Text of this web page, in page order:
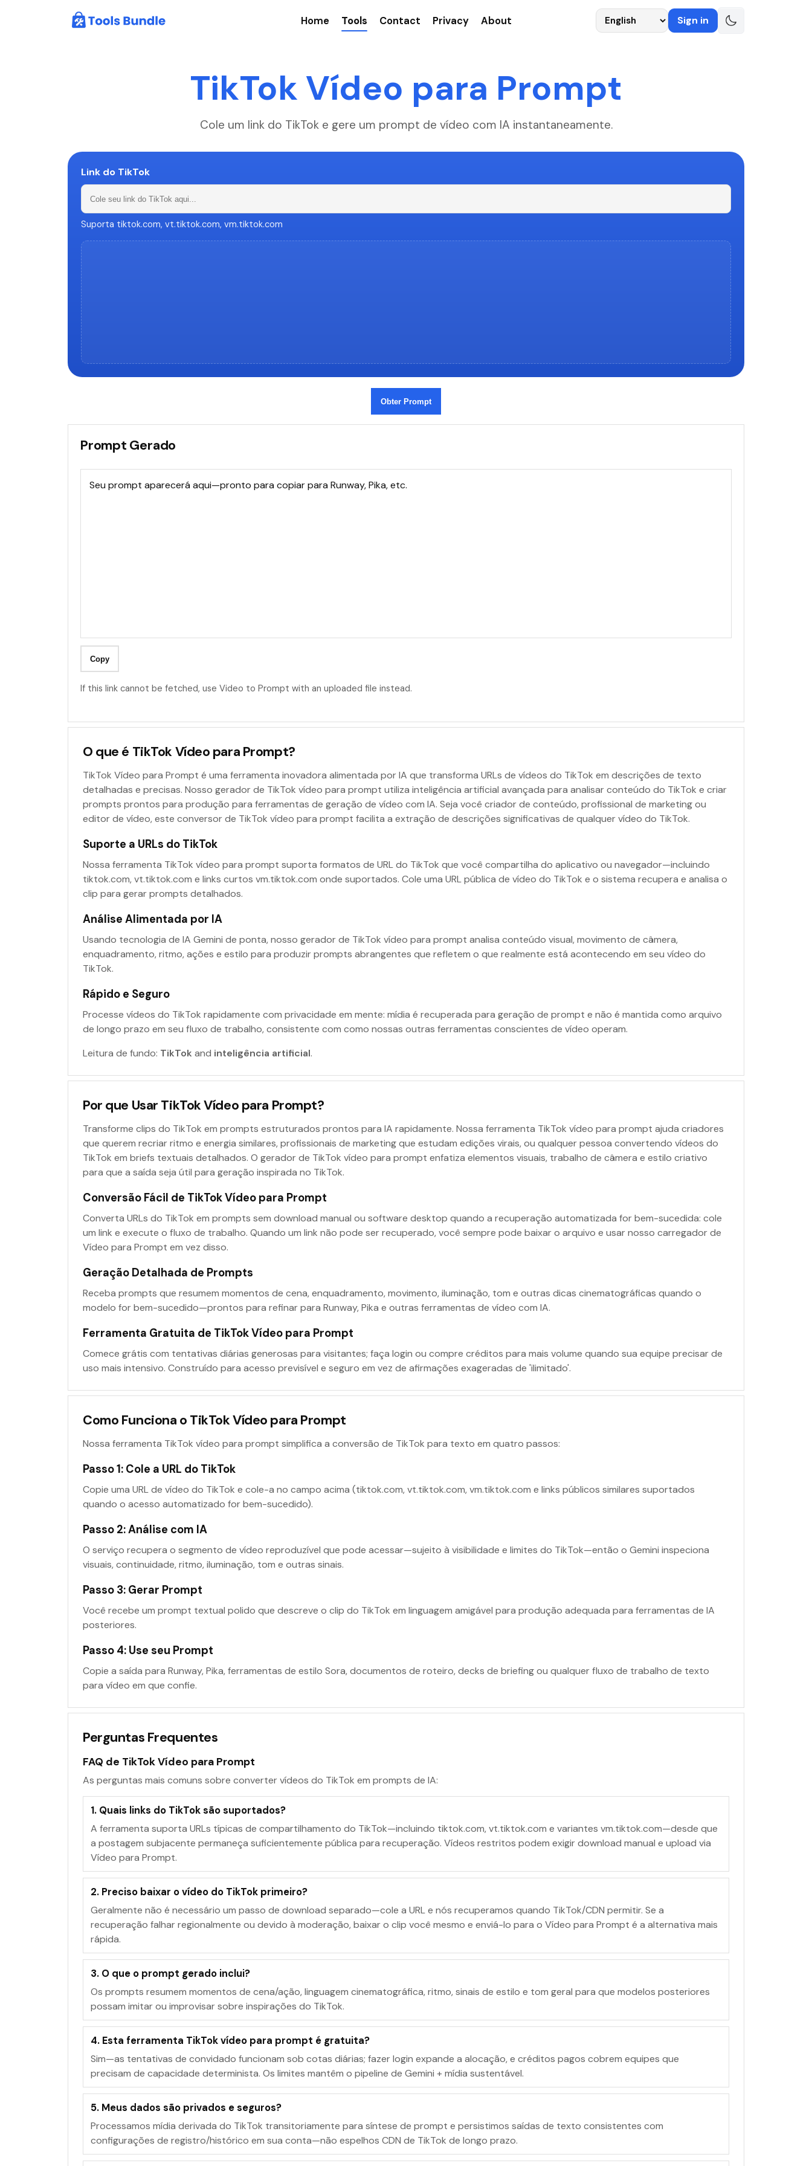
Home Tools Contact Privacy About Language Sign in
TikTok Vídeo para Prompt
Cole um link do TikTok e gere um prompt de vídeo com IA instantaneamente.
Link do TikTok
Suporta tiktok.com, vt.tiktok.com, vm.tiktok.com
Obter Prompt
Prompt Gerado
Seu prompt aparecerá aqui—pronto para copiar para Runway, Pika, etc.
Copy
If this link cannot be fetched, use Video to Prompt with an uploaded file instead.
O que é TikTok Vídeo para Prompt?
TikTok Vídeo para Prompt é uma ferramenta inovadora alimentada por IA que transforma URLs de vídeos do TikTok em descrições de texto
detalhadas e precisas. Nosso gerador de TikTok vídeo para prompt utiliza inteligência artificial avançada para analisar conteúdo do TikTok e criar
prompts prontos para produção para ferramentas de geração de vídeo com IA. Seja você criador de conteúdo, profissional de marketing ou
editor de vídeo, este conversor de TikTok vídeo para prompt facilita a extração de descrições significativas de qualquer vídeo do TikTok.
Suporte a URLs do TikTok
Nossa ferramenta TikTok vídeo para prompt suporta formatos de URL do TikTok que você compartilha do aplicativo ou navegador—incluindo
tiktok.com, vt.tiktok.com e links curtos vm.tiktok.com onde suportados. Cole uma URL pública de vídeo do TikTok e o sistema recupera e analisa o
clip para gerar prompts detalhados.
Análise Alimentada por IA
Usando tecnologia de IA Gemini de ponta, nosso gerador de TikTok vídeo para prompt analisa conteúdo visual, movimento de câmera,
enquadramento, ritmo, ações e estilo para produzir prompts abrangentes que refletem o que realmente está acontecendo em seu vídeo do
TikTok.
Rápido e Seguro
Processe vídeos do TikTok rapidamente com privacidade em mente: mídia é recuperada para geração de prompt e não é mantida como arquivo
de longo prazo em seu fluxo de trabalho, consistente com como nossas outras ferramentas conscientes de vídeo operam.
Leitura de fundo: TikTok and inteligência artificial.
Por que Usar TikTok Vídeo para Prompt?
Transforme clips do TikTok em prompts estruturados prontos para IA rapidamente. Nossa ferramenta TikTok vídeo para prompt ajuda criadores
que querem recriar ritmo e energia similares, profissionais de marketing que estudam edições virais, ou qualquer pessoa convertendo vídeos do
TikTok em briefs textuais detalhados. O gerador de TikTok vídeo para prompt enfatiza elementos visuais, trabalho de câmera e estilo criativo
para que a saída seja útil para geração inspirada no TikTok.
Conversão Fácil de TikTok Vídeo para Prompt
Converta URLs do TikTok em prompts sem download manual ou software desktop quando a recuperação automatizada for bem-sucedida: cole
um link e execute o fluxo de trabalho. Quando um link não pode ser recuperado, você sempre pode baixar o arquivo e usar nosso carregador de
Vídeo para Prompt em vez disso.
Geração Detalhada de Prompts
Receba prompts que resumem momentos de cena, enquadramento, movimento, iluminação, tom e outras dicas cinematográficas quando o
modelo for bem-sucedido—prontos para refinar para Runway, Pika e outras ferramentas de vídeo com IA.
Ferramenta Gratuita de TikTok Vídeo para Prompt
Comece grátis com tentativas diárias generosas para visitantes; faça login ou compre créditos para mais volume quando sua equipe precisar de
uso mais intensivo. Construído para acesso previsível e seguro em vez de afirmações exageradas de 'ilimitado'.
Como Funciona o TikTok Vídeo para Prompt
Nossa ferramenta TikTok vídeo para prompt simplifica a conversão de TikTok para texto em quatro passos:
Passo 1: Cole a URL do TikTok
Copie uma URL de vídeo do TikTok e cole-a no campo acima (tiktok.com, vt.tiktok.com, vm.tiktok.com e links públicos similares suportados
quando o acesso automatizado for bem-sucedido).
Passo 2: Análise com IA
O serviço recupera o segmento de vídeo reproduzível que pode acessar—sujeito à visibilidade e limites do TikTok—então o Gemini inspeciona
visuais, continuidade, ritmo, iluminação, tom e outras sinais.
Passo 3: Gerar Prompt
Você recebe um prompt textual polido que descreve o clip do TikTok em linguagem amigável para produção adequada para ferramentas de IA
posteriores.
Passo 4: Use seu Prompt
Copie a saída para Runway, Pika, ferramentas de estilo Sora, documentos de roteiro, decks de briefing ou qualquer fluxo de trabalho de texto
para vídeo em que confie.
Perguntas Frequentes
FAQ de TikTok Vídeo para Prompt
As perguntas mais comuns sobre converter vídeos do TikTok em prompts de IA:
1. Quais links do TikTok são suportados?
A ferramenta suporta URLs típicas de compartilhamento do TikTok—incluindo tiktok.com, vt.tiktok.com e variantes vm.tiktok.com—desde que
a postagem subjacente permaneça suficientemente pública para recuperação. Vídeos restritos podem exigir download manual e upload via
Vídeo para Prompt.
2. Preciso baixar o vídeo do TikTok primeiro?
Geralmente não é necessário um passo de download separado—cole a URL e nós recuperamos quando TikTok/CDN permitir. Se a
recuperação falhar regionalmente ou devido à moderação, baixar o clip você mesmo e enviá-lo para o Vídeo para Prompt é a alternativa mais
rápida.
3. O que o prompt gerado inclui?
Os prompts resumem momentos de cena/ação, linguagem cinematográfica, ritmo, sinais de estilo e tom geral para que modelos posteriores
possam imitar ou improvisar sobre inspirações do TikTok.
4. Esta ferramenta TikTok vídeo para prompt é gratuita?
Sim—as tentativas de convidado funcionam sob cotas diárias; fazer login expande a alocação, e créditos pagos cobrem equipes que
precisam de capacidade determinista. Os limites mantêm o pipeline de Gemini + mídia sustentável.
5. Meus dados são privados e seguros?
Processamos mídia derivada do TikTok transitoriamente para síntese de prompt e persistimos saídas de texto consistentes com
configurações de registro/histórico em sua conta—não espelhos CDN de TikTok de longo prazo.